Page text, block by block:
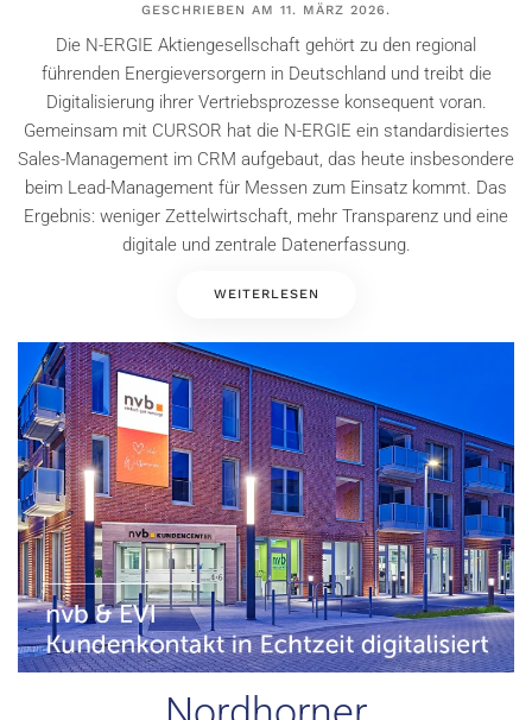
GESCHRIEBEN AM 11. MÄRZ 2026.
Die N-ERGIE Aktiengesellschaft gehört zu den regional
führenden Energieversorgern in Deutschland und treibt die
Digitalisierung ihrer Vertriebsprozesse konsequent voran.
Gemeinsam mit CURSOR hat die N-ERGIE ein standardisiertes
Sales-Management im CRM aufgebaut, das heute insbesondere
beim Lead-Management für Messen zum Einsatz kommt. Das
Ergebnis: weniger Zettelwirtschaft, mehr Transparenz und eine
digitale und zentrale Datenerfassung.
WEITERLESEN